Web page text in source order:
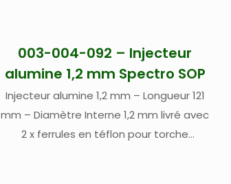
003-004-092 – Injecteur
alumine 1,2 mm Spectro SOP
Injecteur alumine 1,2 mm – Longueur 121
mm – Diamètre Interne 1,2 mm livré avec
2 x ferrules en téflon pour torche